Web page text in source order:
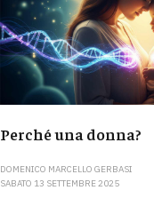
Perché una donna?
DOMENICO MARCELLO GERBASI
SABATO 13 SETTEMBRE 2025